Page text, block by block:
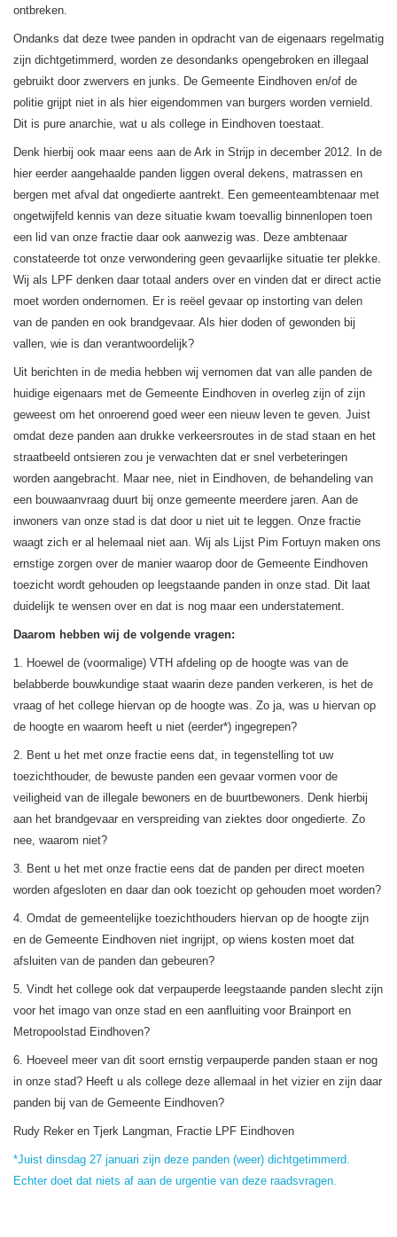
ontbreken.
Ondanks dat deze twee panden in opdracht van de eigenaars regelmatig
zijn dichtgetimmerd, worden ze desondanks opengebroken en illegaal
gebruikt door zwervers en junks. De Gemeente Eindhoven en/of de
politie grijpt niet in als hier eigendommen van burgers worden vernield.
Dit is pure anarchie, wat u als college in Eindhoven toestaat.
Denk hierbij ook maar eens aan de Ark in Strijp in december 2012. In de
hier eerder aangehaalde panden liggen overal dekens, matrassen en
bergen met afval dat ongedierte aantrekt. Een gemeenteambtenaar met
ongetwijfeld kennis van deze situatie kwam toevallig binnenlopen toen
een lid van onze fractie daar ook aanwezig was. Deze ambtenaar
constateerde tot onze verwondering geen gevaarlijke situatie ter plekke.
Wij als LPF denken daar totaal anders over en vinden dat er direct actie
moet worden ondernomen. Er is reëel gevaar op instorting van delen
van de panden en ook brandgevaar. Als hier doden of gewonden bij
vallen, wie is dan verantwoordelijk?
Uit berichten in de media hebben wij vernomen dat van alle panden de
huidige eigenaars met de Gemeente Eindhoven in overleg zijn of zijn
geweest om het onroerend goed weer een nieuw leven te geven. Juist
omdat deze panden aan drukke verkeersroutes in de stad staan en het
straatbeeld ontsieren zou je verwachten dat er snel verbeteringen
worden aangebracht. Maar nee, niet in Eindhoven, de behandeling van
een bouwaanvraag duurt bij onze gemeente meerdere jaren. Aan de
inwoners van onze stad is dat door u niet uit te leggen. Onze fractie
waagt zich er al helemaal niet aan. Wij als Lijst Pim Fortuyn maken ons
ernstige zorgen over de manier waarop door de Gemeente Eindhoven
toezicht wordt gehouden op leegstaande panden in onze stad. Dit laat
duidelijk te wensen over en dat is nog maar een understatement.
Daarom hebben wij de volgende vragen:
1. Hoewel de (voormalige) VTH afdeling op de hoogte was van de
belabberde bouwkundige staat waarin deze panden verkeren, is het de
vraag of het college hiervan op de hoogte was. Zo ja, was u hiervan op
de hoogte en waarom heeft u niet (eerder*) ingegrepen?
2. Bent u het met onze fractie eens dat, in tegenstelling tot uw
toezichthouder, de bewuste panden een gevaar vormen voor de
veiligheid van de illegale bewoners en de buurtbewoners. Denk hierbij
aan het brandgevaar en verspreiding van ziektes door ongedierte. Zo
nee, waarom niet?
3. Bent u het met onze fractie eens dat de panden per direct moeten
worden afgesloten en daar dan ook toezicht op gehouden moet worden?
4. Omdat de gemeentelijke toezichthouders hiervan op de hoogte zijn
en de Gemeente Eindhoven niet ingrijpt, op wiens kosten moet dat
afsluiten van de panden dan gebeuren?
5. Vindt het college ook dat verpauperde leegstaande panden slecht zijn
voor het imago van onze stad en een aanfluiting voor Brainport en
Metropoolstad Eindhoven?
6. Hoeveel meer van dit soort ernstig verpauperde panden staan er nog
in onze stad? Heeft u als college deze allemaal in het vizier en zijn daar
panden bij van de Gemeente Eindhoven?
Rudy Reker en Tjerk Langman, Fractie LPF Eindhoven
*Juist dinsdag 27 januari zijn deze panden (weer) dichtgetimmerd.
Echter doet dat niets af aan de urgentie van deze raadsvragen.